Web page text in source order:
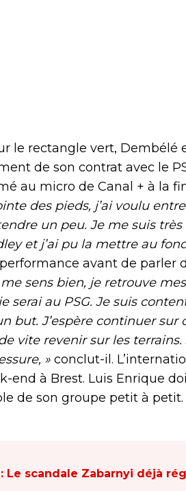
le rectangle vert, Dembélé
de son contrat avec le
au micro de Canal + à la
des pieds, j’ai voulu
un peu. Je me suis
et j’ai pu la mettre au
avant de parler
sens bien, je retrouve
serai au PSG. Je suis
but. J’espère continuer
vite revenir sur les
» conclut-il.
end à Brest. Luis Enrique
de son groupe petit à petit.
: Le scandale Zabarnyi déjà